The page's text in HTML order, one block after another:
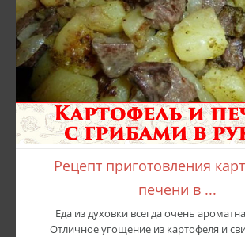
Рецепт приготовления
печени в ...
Еда из духовки всегда очень
Отличное угощение из картофеля и